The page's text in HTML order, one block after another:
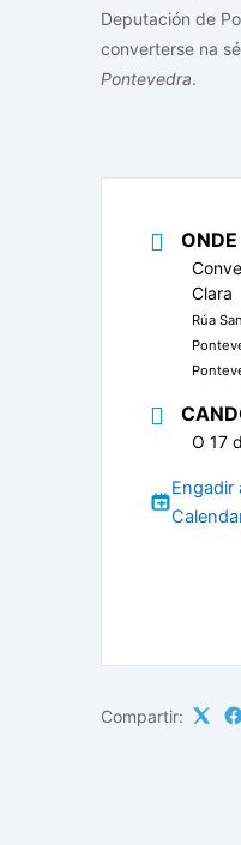
Deputación de
converterse na
Pontevedra.
ONDE
Clara
Rúa
O 17
Engadir
Compartir: